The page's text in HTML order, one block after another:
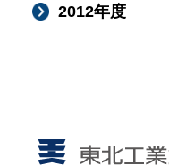
2012年度